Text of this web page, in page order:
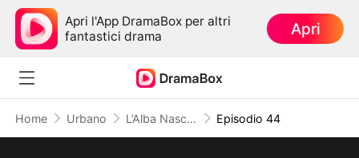
Apri l'App DramaBox per altri
fantastici drama
Apri
Home Urbano L’Alba Nascente Il Risveglio del Potere Episodio 44